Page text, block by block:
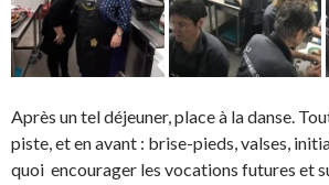
Après un tel déjeuner, place à la danse.
piste, et en avant : brise-pieds, valses,
quoi encourager les vocations futures et